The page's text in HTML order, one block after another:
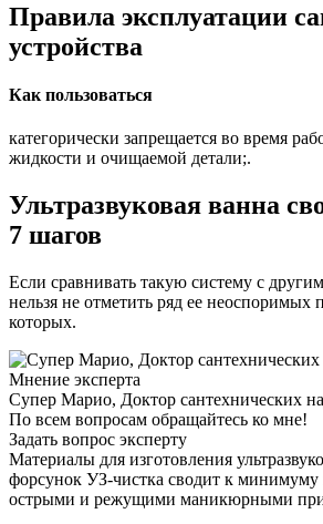
Правила эксплуатации
устройства
Как пользоваться
категорически запрещается во время
жидкости и очищаемой детали;.
Ультразвуковая ванна
7 шагов
Если сравнивать такую систему с
нельзя не отметить ряд ее неоспоримых
которых.
Мнение эксперта
Супер Марио, Доктор сантехнических
По всем вопросам обращайтесь ко мне!
Задать вопрос эксперту
Материалы для изготовления
форсунок УЗ-чистка сводит к минимуму
острыми и режущими маникюрными